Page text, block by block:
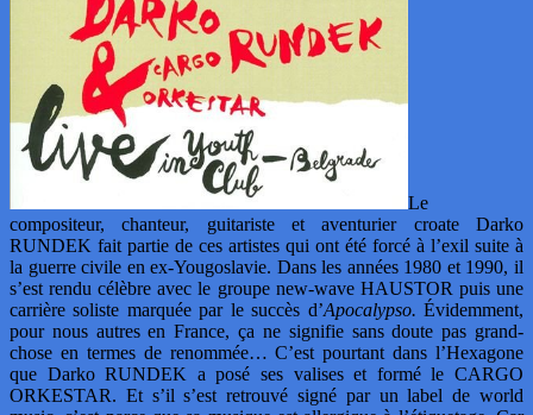
Le
compositeur, chanteur, guitariste et aventurier croate Darko
RUNDEK fait partie de ces artistes qui ont été forcé à l’exil suite à
la guerre civile en ex-Yougoslavie. Dans les années 1980 et 1990, il
s’est rendu célèbre avec le groupe new-wave HAUSTOR puis une
carrière soliste marquée par le succès d’Apocalypso. Évidemment,
pour nous autres en France, ça ne signifie sans doute pas grand-
chose en termes de renommée… C’est pourtant dans l’Hexagone
que Darko RUNDEK a posé ses valises et formé le CARGO
ORKESTAR. Et s’il s’est retrouvé signé par un label de world